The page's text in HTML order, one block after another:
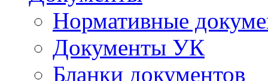
Нормативные
Документы УК
Бланки документов